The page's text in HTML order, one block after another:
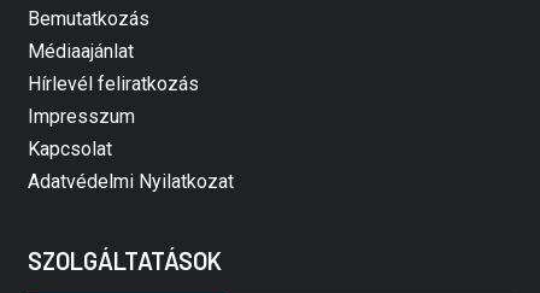
Bemutatkozás
Médiaajánlat
Hírlevél feliratkozás
Impresszum
Kapcsolat
Adatvédelmi Nyilatkozat
SZOLGÁLTATÁSOK